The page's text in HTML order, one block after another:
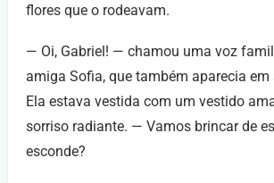
flores que o rodeavam.
— Oi, Gabriel! — chamou uma voz
amiga Sofia, que também aparecia em
Ela estava vestida com um vestido
sorriso radiante. — Vamos brincar de
esconde?